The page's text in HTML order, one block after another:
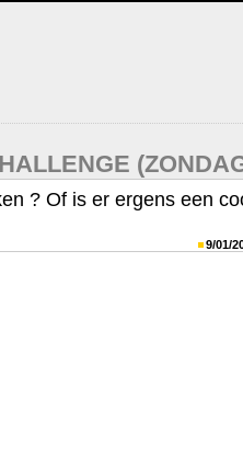
? Of is er ergens een
9/01/